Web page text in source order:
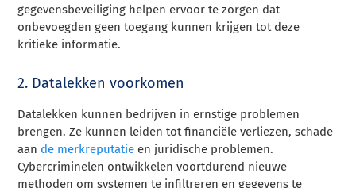
gegevensbeveiliging helpen ervoor te zorgen dat
onbevoegden geen toegang kunnen krijgen tot deze
kritieke informatie.
2. Datalekken voorkomen
Datalekken kunnen bedrijven in ernstige problemen
brengen. Ze kunnen leiden tot financiële verliezen, schade
aan de merkreputatie en juridische problemen.
Cybercriminelen ontwikkelen voortdurend nieuwe
methoden om systemen te infiltreren en gegevens te